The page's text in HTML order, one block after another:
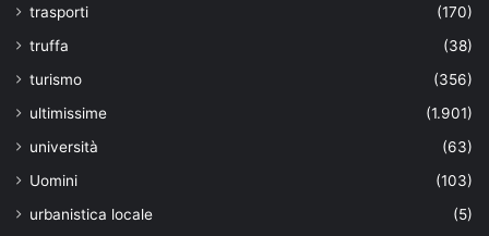
trasporti
(170)
truffa
(38)
turismo
(356)
ultimissime
(1.901)
università
(63)
Uomini
(103)
urbanistica locale
(5)